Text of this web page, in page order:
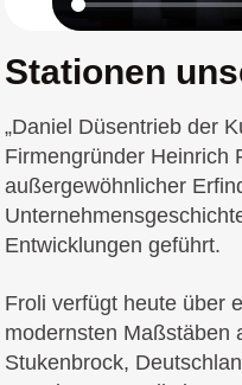
Stationen
„Daniel Düsentrieb der
Firmengründer Heinrich
außergewöhnlicher
Entwicklungen geführt.
Froli verfügt heute über
modernsten Maßstäben
Stukenbrock,